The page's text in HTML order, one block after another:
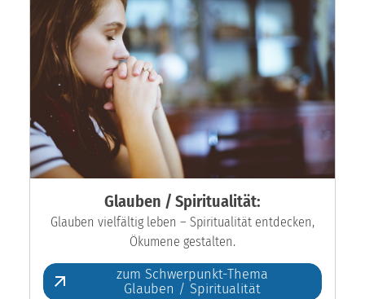
Glauben / Spiritualität:
Glauben vielfältig leben – Spiritualität entdecken,
Ökumene gestalten.
zum Schwerpunkt-Thema
Glauben / Spiritualität